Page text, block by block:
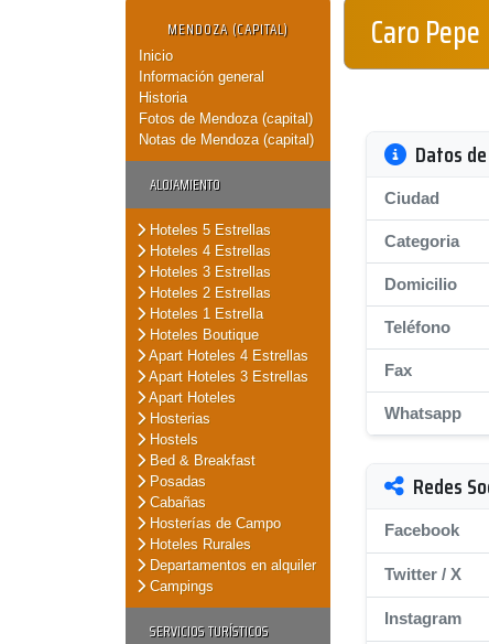
MENDOZA (CAPITAL)
Inicio
Información general
Historia
Fotos de Mendoza (capital)
Notas de Mendoza (capital)
ALOJAMIENTO
Hoteles 5 Estrellas
Hoteles 4 Estrellas
Hoteles 3 Estrellas
Hoteles 2 Estrellas
Hoteles 1 Estrella
Hoteles Boutique
Apart Hoteles 4 Estrellas
Apart Hoteles 3 Estrellas
Apart Hoteles
Hosterias
Hostels
Bed & Breakfast
Posadas
Cabañas
Hosterías de Campo
Hoteles Rurales
Departamentos en alquiler
Campings
SERVICIOS TURÍSTICOS
Caro Pepe
Datos
Ciudad
Categoria
Domicilio
Teléfono
Fax
Whatsapp
Redes
Facebook
Twitter / X
Instagram